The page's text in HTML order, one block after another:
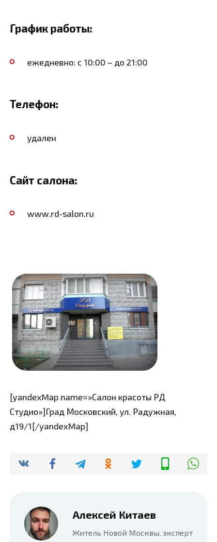
График работы:
ежедневно: с 10:00 – до 21:00
Телефон:
удален
Сайт салона:
www.rd-salon.ru
[yandexMap name=»Салон красоты РД
Студио»]Град Московский, ул. Радужная,
д19/1[/yandexMap]
Алексей Китаев
Житель Новой Москвы, эксперт